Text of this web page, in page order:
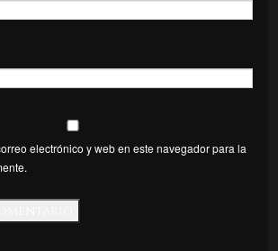
electrónico y web en este navegador para la